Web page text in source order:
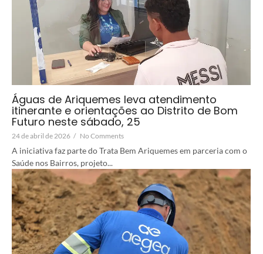
Águas de Ariquemes leva atendimento
itinerante e orientações ao Distrito de Bom
Futuro neste sábado, 25
24 de abril de 2026 / No Comments
A iniciativa faz parte do Trata Bem Ariquemes em parceria com o
Saúde nos Bairros, projeto...